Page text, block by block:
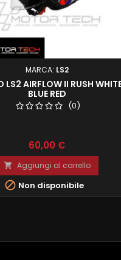
MARCA: LS2
LS2 AIRFLOW II RUSH
BLUE RED
(0)
Prezzo
60,00 €
 Aggiungi al carrello
 Non disponibile